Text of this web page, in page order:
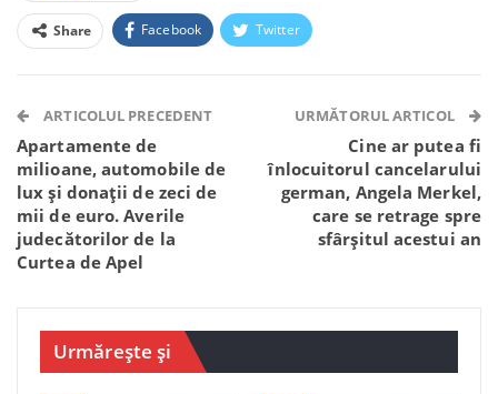
Share Facebook Twitter
Telegram WhatsApp Viber
ARTICOLUL PRECEDENT
Apartamente de
milioane, automobile de
lux și donații de zeci de
mii de euro. Averile
judecătorilor de la
Curtea de Apel
URMĂTORUL ARTICOL
Cine ar putea fi
înlocuitorul cancelarului
german, Angela Merkel,
care se retrage spre
sfârșitul acestui an
Urmărește și